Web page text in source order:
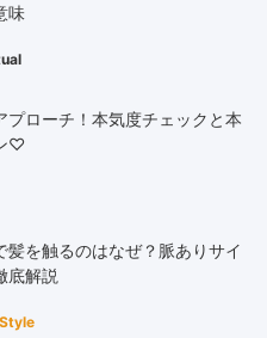
味
プローチ！本気度チェックと本
♡
髪を触るのはなぜ？脈ありサイ
底解説